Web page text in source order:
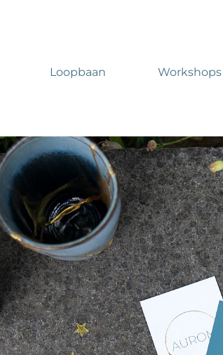
Loopbaan Workshops